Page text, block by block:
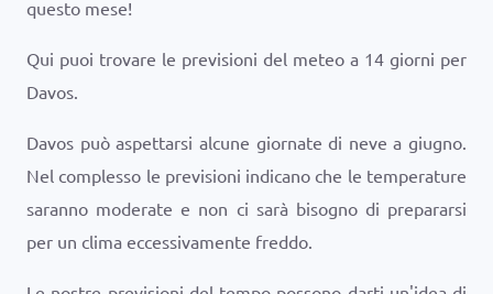
questo mese!
Qui puoi trovare le previsioni del meteo a 14 giorni per
Davos.
Davos può aspettarsi alcune giornate di neve a giugno.
Nel complesso le previsioni indicano che le temperature
saranno moderate e non ci sarà bisogno di prepararsi
per un clima eccessivamente freddo.